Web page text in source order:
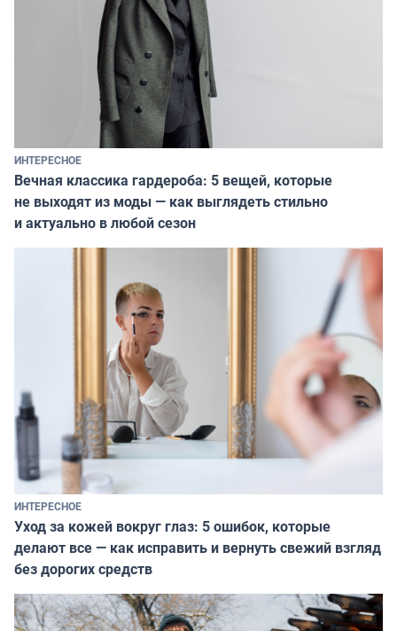
ИНТЕРЕСНОЕ
Вечная классика гардероба: 5 вещей, которые
не выходят из моды — как выглядеть стильно
и актуально в любой сезон
ИНТЕРЕСНОЕ
Уход за кожей вокруг глаз: 5 ошибок, которые
делают все — как исправить и вернуть свежий взгляд
без дорогих средств